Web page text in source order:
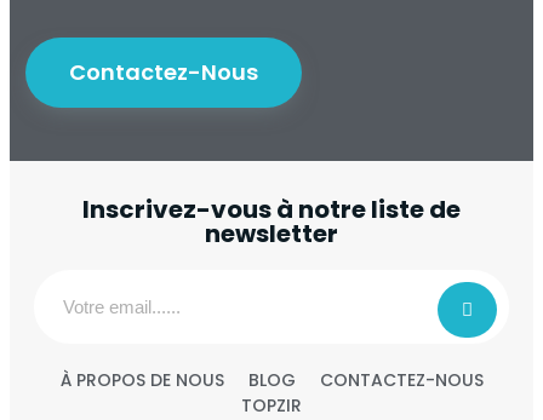
Contactez-Nous
Inscrivez-vous à notre liste de
newsletter
À PROPOS DE NOUS BLOG
CONTACTEZ-NOUS
TOPZIR